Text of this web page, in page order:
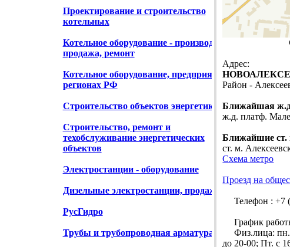
Проектирование и строительство
котельных
Котельное оборудование - производство,
продажа, ремонт
Котельное оборудование, предприятия в
регионах РФ
Строительство объектов энергетики
Строительство, ремонт и
техобслуживание энергетических
объектов
Электростанции - оборудование
Дизельные электростанции, продажа
РусГидро
Трубы и трубопроводная арматура
Адрес:
Район -
Ближайшая
ж.д. платф.
Ближайшие ст.
ст. м.
Схема метро
Проезд на
Телефон : +7
График
Физ.лица: пн.-
до 20-00; Пт. с